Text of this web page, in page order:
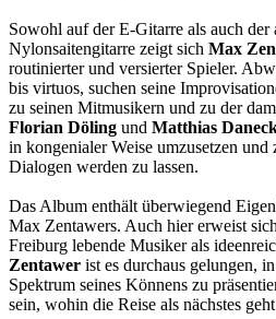
Sowohl auf der E-Gitarre als auch der
Nylonsaitengitarre zeigt sich Max
routinierter und versierter Spieler.
bis virtuos, suchen seine
zu seinen Mitmusikern und zu der
Florian Döling und Matthias
in kongenialer Weise umzusetzen und
Dialogen werden zu lassen.
Das Album enthält überwiegend
Max Zentawers. Auch hier erweist
Freiburg lebende Musiker als
Zentawer ist es durchaus gelungen,
Spektrum seines Könnens zu
sein, wohin die Reise als nächstes